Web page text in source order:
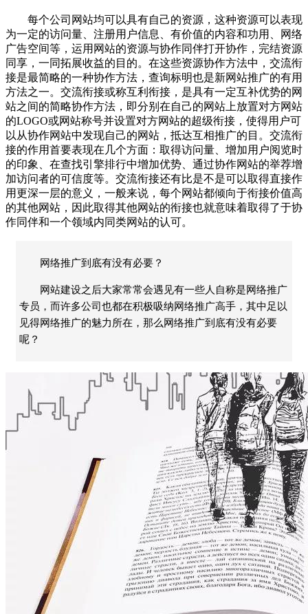
每个公司网站均可以具有自己的资源，这种资源可以表现
为一定的访问量、注册用户信息、有价值的内容和功用、网络
广告空间等，运用网站的资源与协作同伴打开协作，完结资源
同享，一同拓展收益的目的。在这些资源协作方法中，交流衔
接是最简略的一种协作方法，查询标明也是新网站推广的有用
方法之一。交流衔接或称互利衔接，是具有一定互补优势的网
站之间的简略协作方法，即分别在自己的网站上放置对方网站
的LOGO或网站称号并设置对方网站的超级衔接，使得用户可
以从协作网站中发现自己的网站，抵达互相推广的目。交流衔
接的作用首要表现在几个方面：取得访问量、增加用户阅览时
的印象、在查找引擎排行中增加优势、通过协作网站的举荐增
加访问者的可信度等。交流衔接还有比是不是可以取得直接作
用更深一层的意义，一般来说，每个网站都倾向于衔接价值高
的其他网站，因此取得其他网站的衔接也就意味着取得了于协
作同伴和一个领域内同类网站的认可。
网络推广到底有没有必要？
网站建设之后大家常常会遇见有一些人自称是网络推广
专员，而许多公司也都在积极吸纳网络推广高手，其中足以
见得网络推广的魅力所在，那么网络推广到底有没有必要
呢？